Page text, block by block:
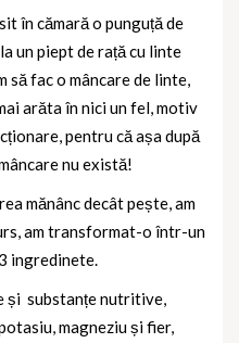
în cămară o punguță de
un piept de rață cu linte
să fac o mâncare de linte,
arăta în nici un fel, motiv
pentru că așa după
nu există!
mănânc decât pește, am
am transformat-o într-un
ingredinete.
și substanțe nutritive,
magneziu și fier,